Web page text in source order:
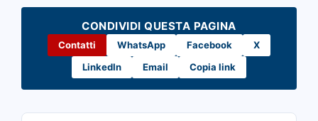
CONDIVIDI QUESTA PAGINA
Contatti WhatsApp Facebook
X
LinkedIn
Email Copia link